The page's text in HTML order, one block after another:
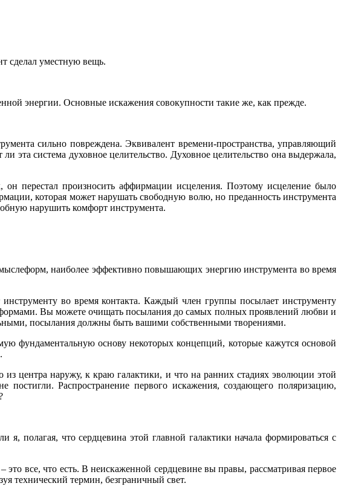
сделал уместную вещь.
энергии. Основные искажения совокупности такие же, как прежде.
сильно повреждена. Эквивалент времени-пространства, управляющий
эта система духовное целительство. Духовное целительство она выдержала,
он перестал произносить аффирмации исцеления. Поэтому исцеление было
которая может нарушать свободную волю, но преданность инструмента
нарушить комфорт инструмента.
наиболее эффективно повышающих энергию инструмента во время
во время контакта. Каждый член группы посылает инструменту
Вы можете очищать посылания до самых полных проявлений любви и
посылания должны быть вашими собственными творениями.
фундаментальную основу некоторых концепций, которые кажутся основой
центра наружу, к краю галактики, и что на ранних стадиях эволюции этой
Распространение первого искажения, создающего поляризацию,
полагая, что сердцевина этой главной галактики начала формироваться с
все, что есть. В неискаженной сердцевине вы правы, рассматривая первое
технический термин, безграничный свет.